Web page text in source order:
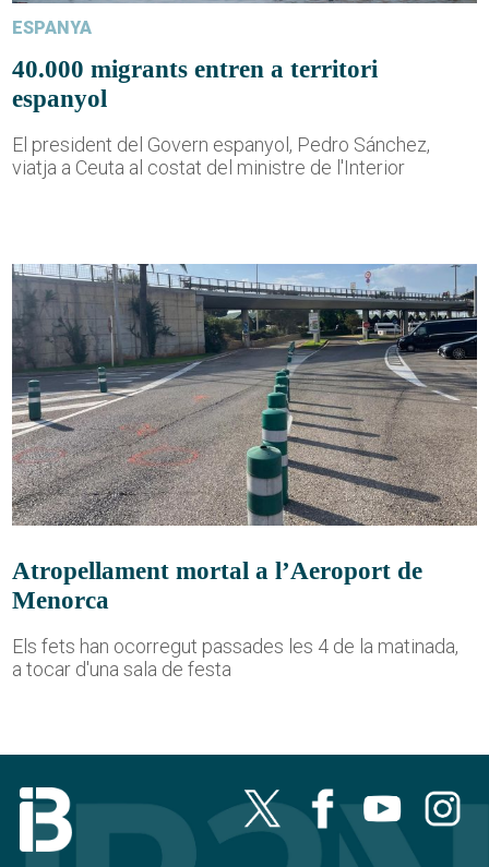
ESPANYA
40.000 migrants entren a territori
espanyol
El president del Govern espanyol, Pedro Sánchez,
viatja a Ceuta al costat del ministre de l'Interior
Atropellament mortal a l’Aeroport de
Menorca
Els fets han ocorregut passades les 4 de la matinada,
a tocar d'una sala de festa